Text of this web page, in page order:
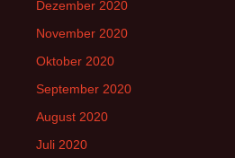
Dezember 2020
November 2020
Oktober 2020
September 2020
August 2020
Juli 2020